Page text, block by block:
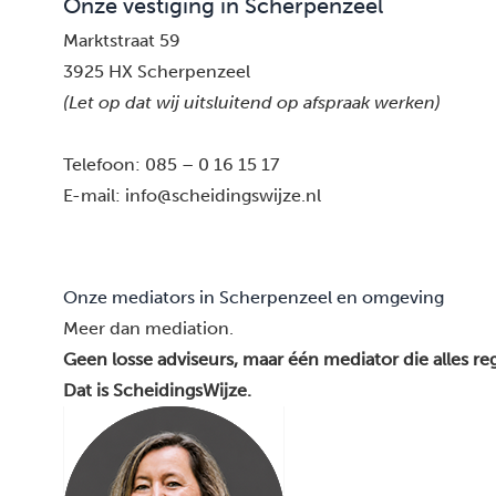
Onze vestiging in Scherpenzeel
Marktstraat 59
3925 HX Scherpenzeel
(Let op dat wij uitsluitend op afspraak werken)
Telefoon: 085 – 0 16 15 17
E-mail: info@scheidingswijze.nl
Onze mediators in Scherpenzeel en omgeving
Meer dan mediation.
Geen losse adviseurs, maar één mediator die alles
Dat is ScheidingsWijze.